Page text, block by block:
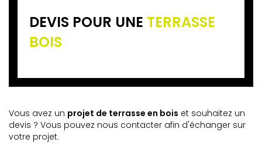
DEVIS POUR UNE TERRASSE
BOIS
Vous avez un projet de terrasse en bois et souhaitez un
devis ? Vous pouvez nous contacter afin d'échanger sur
votre projet.